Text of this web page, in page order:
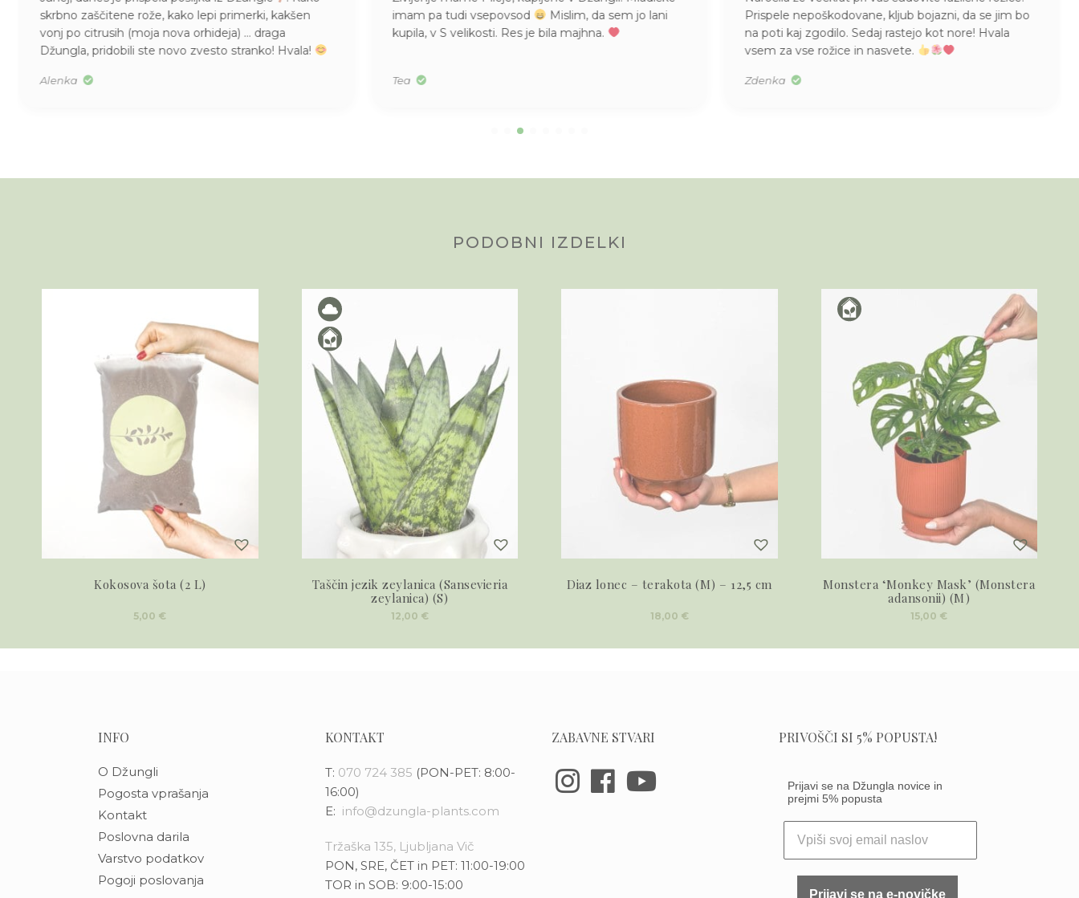
skrbno zaščitene rože, kako lepi primerki, kakšen
vonj po citrusih (moja nova orhideja) … draga
Džungla, pridobili ste novo zvesto stranko! Hvala!
Alenka
imam pa tudi vsepovsod
Mislim, da sem jo lani
kupila, v S velikosti. Res je bila majhna.
Tea
Prispele nepoškodovane, kljub bojazni, da se jim bo
na poti kaj zgodilo. Sedaj rastejo kot nore! Hvala
vsem za vse rožice in nasvete.
Zdenka
PODOBNI IZDELKI
Kokosova šota (2 L)
5,00 €
Taščin jezik zeylanica (Sansevieria
zeylanica) (S)
12,00 €
Diaz lonec – terakota (M) – 12,5 cm
18,00 €
Monstera ‘Monkey Mask’ (Monstera
adansonii) (M)
15,00 €
INFO
O Džungli
Pogosta vprašanja
Kontakt
Poslovna darila
Varstvo podatkov
Pogoji poslovanja
KONTAKT
T: 070 724 385 (PON-PET: 8:00-
16:00)
E: info@dzungla-plants.com
Tržaška 135, Ljubljana Vič
PON, SRE, ČET in PET: 11:00-19:00
TOR in SOB: 9:00-15:00
ZABAVNE STVARI PRIVOŠČI SI 5% POPUSTA!
Prijavi se na Džungla novice in
prejmi 5% popusta
Prijavi se na e-novičke